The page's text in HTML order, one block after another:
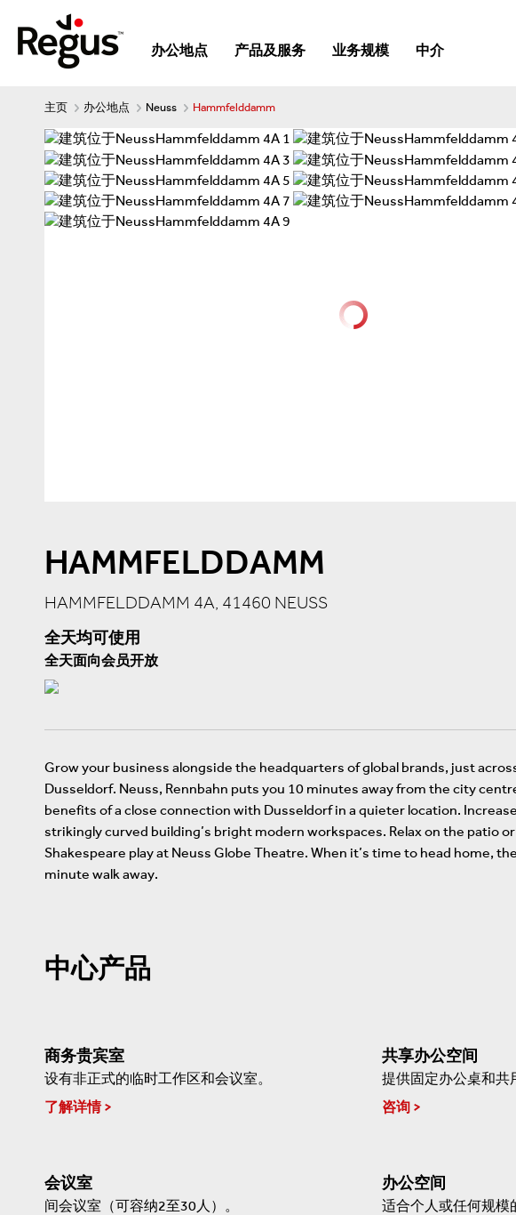
办公地点 产品及服务 业务规模 中介
主页 办公地点 Neuss Hammfelddamm
HAMMFELDDAMM
HAMMFELDDAMM 4A, 41460 NEUSS
全天均可使用
全天面向会员开放
Grow your business alongside the headquarters of global brands, just
Dusseldorf. Neuss, Rennbahn puts you 10 minutes away from the city
benefits of a close connection with Dusseldorf in a quieter location.
strikingly curved building’s bright modern workspaces. Relax on the patio
Shakespeare play at Neuss Globe Theatre. When it’s time to head home,
minute walk away.
中心产品
商务贵宾室
设有非正式的临时工作区和会议室。
了解详情
共享办公空间
提供固定办公桌和共
咨询
会议室
间会议室（可容纳2至30人）。
办公空间
适合个人或任何规模